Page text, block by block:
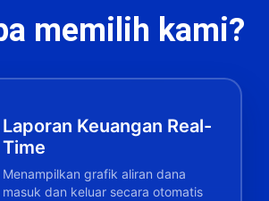
memilih kami?
Laporan Keuangan Real-
Time
Menampilkan grafik aliran dana
masuk dan keluar secara otomatis